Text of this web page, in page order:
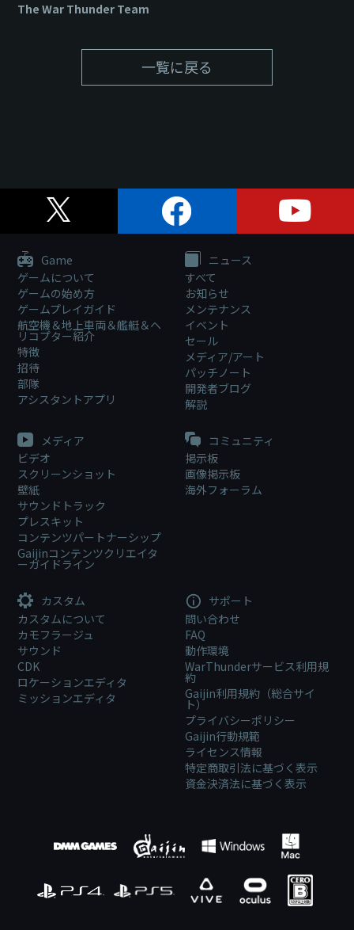
The War Thunder Team
一覧に戻る
Game
ゲームについて
ゲームの始め方
ゲームプレイガイド
航空機＆地上車両＆艦艇＆ヘ
リコプター紹介
特徴
招待
部隊
アシスタントアプリ
ニュース
すべて
お知らせ
メンテナンス
イベント
セール
メディア/アート
パッチノート
開発者ブログ
解説
メディア
ビデオ
スクリーンショット
壁紙
サウンドトラック
プレスキット
コンテンツパートナーシップ
Gaijinコンテンツクリエイタ
ーガイドライン
コミュニティ
掲示板
画像掲示板
海外フォーラム
カスタム
カスタムについて
カモフラージュ
サウンド
CDK
ロケーションエディタ
ミッションエディタ
サポート
問い合わせ
FAQ
動作環境
WarThunderサービス利用規
約
Gaijin利用規約（総合サイ
ト）
プライバシーポリシー
Gaijin行動規範
ライセンス情報
特定商取引法に基づく表示
資金決済法に基づく表示